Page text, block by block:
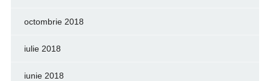
octombrie 2018
iulie 2018
iunie 2018